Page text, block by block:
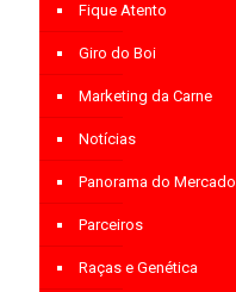
Fique Atento
Giro do Boi
Marketing da Carne
Notícias
Panorama do Mercado
Parceiros
Raças e Genética